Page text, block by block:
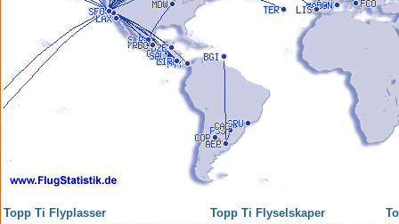
Topp Ti Flyplasser Topp Ti Flyselskaper